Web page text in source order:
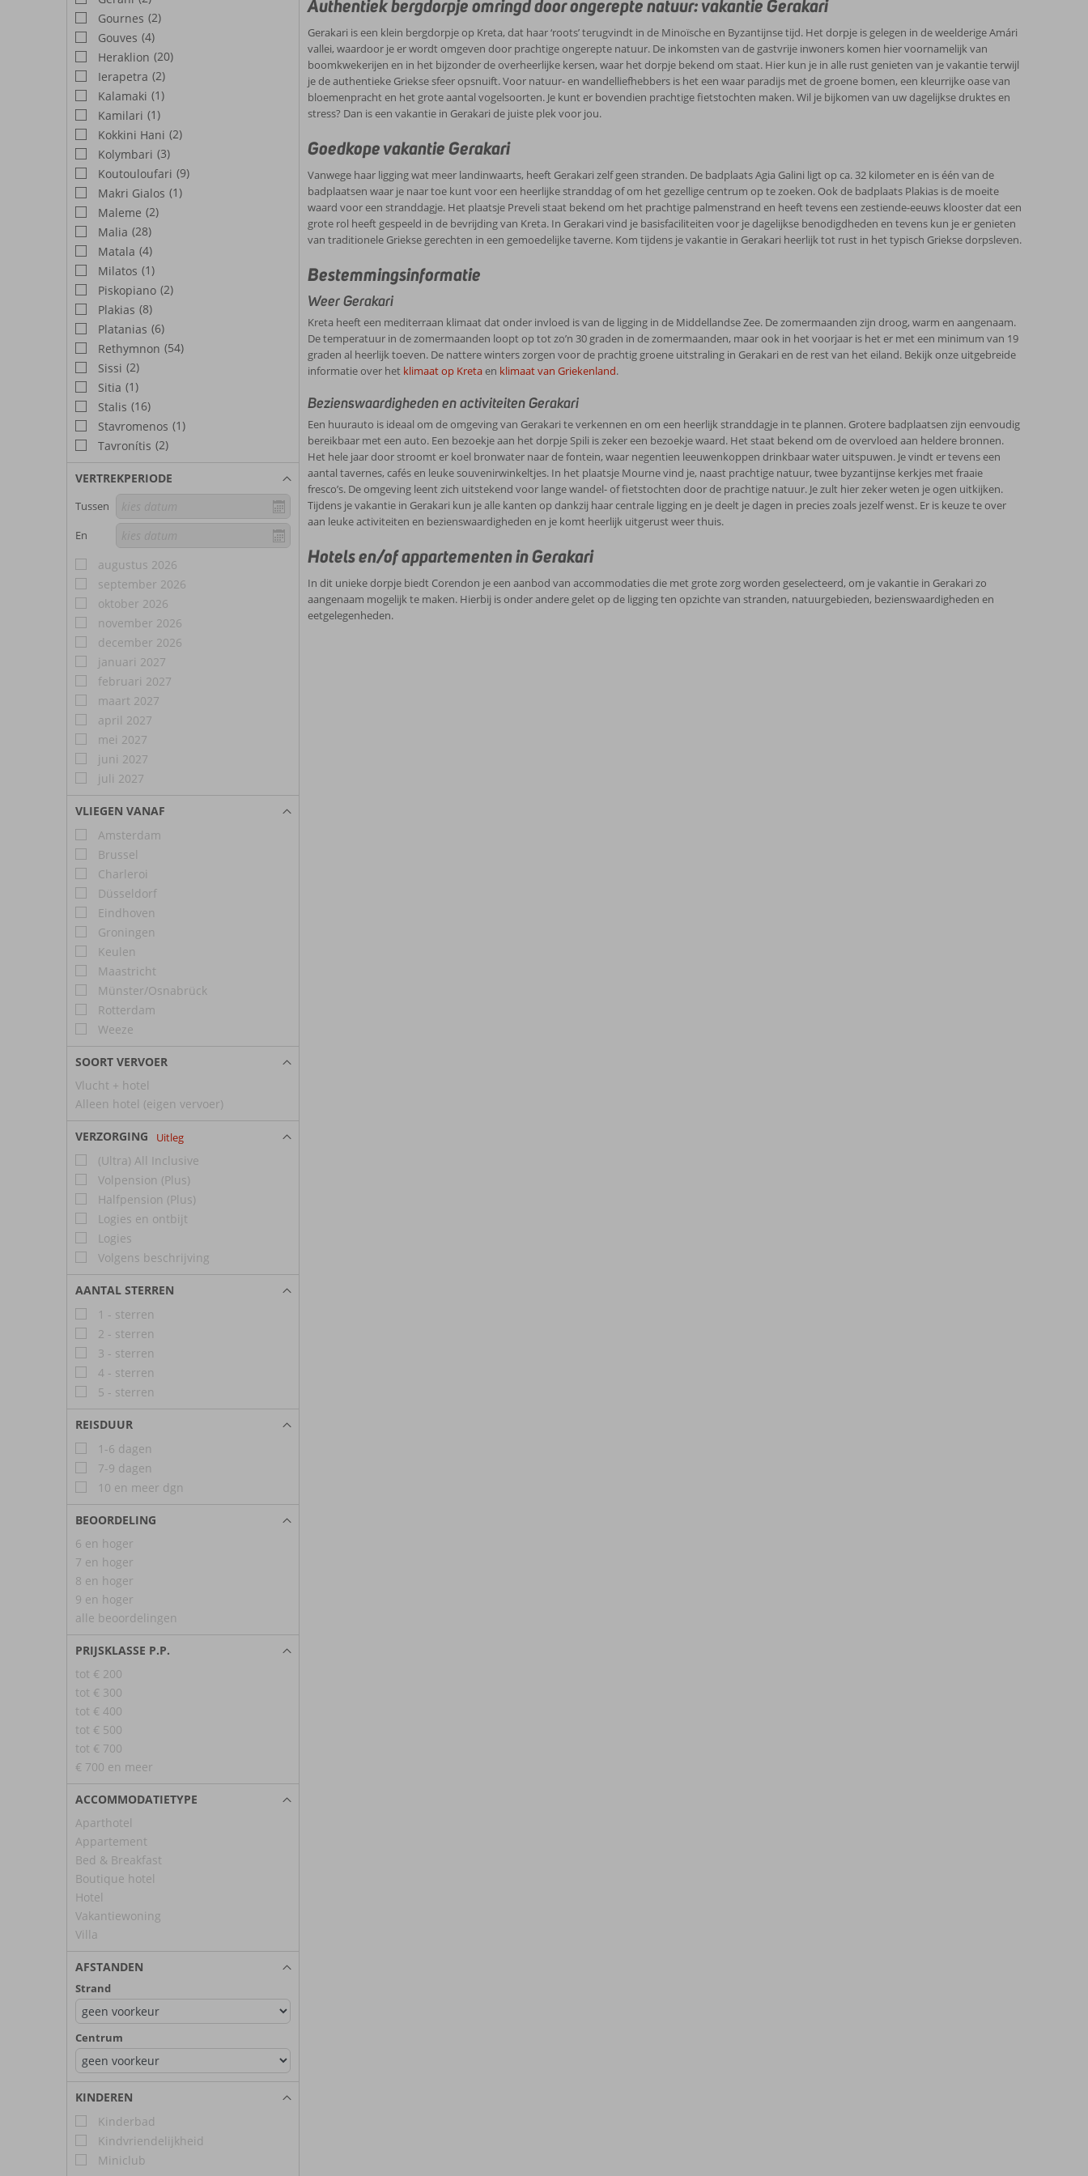
Gournes (2)
Gouves (4)
Heraklion (20)
Ierapetra (2)
Kalamaki (1)
Kamilari (1)
Kokkini Hani (2)
Kolymbari (3)
Koutouloufari (9)
Makri Gialos (1)
Maleme (2)
Malia (28)
Matala (4)
Milatos (1)
Piskopiano (2)
Plakias (8)
Platanias (6)
Rethymnon (54)
Sissi (2)
Sitia (1)
Stalis (16)
Stavromenos (1)
Tavronítis (2)
VERTREKPERIODE
Tussen
En
augustus 2026
september 2026
oktober 2026
november 2026
december 2026
januari 2027
februari 2027
maart 2027
april 2027
mei 2027
juni 2027
juli 2027
VLIEGEN VANAF
Amsterdam
Brussel
Charleroi
Düsseldorf
Eindhoven
Groningen
Keulen
Maastricht
Münster/Osnabrück
Rotterdam
Weeze
SOORT VERVOER
Vlucht + hotel
Alleen hotel (eigen vervoer)
VERZORGING Uitleg
(Ultra) All Inclusive
Volpension (Plus)
Halfpension (Plus)
Logies en ontbijt
Logies
Volgens beschrijving
AANTAL STERREN
1 - sterren
2 - sterren
3 - sterren
4 - sterren
5 - sterren
REISDUUR
1-6 dagen
7-9 dagen
10 en meer dgn
BEOORDELING
6 en hoger
7 en hoger
8 en hoger
9 en hoger
alle beoordelingen
PRIJSKLASSE P.P.
tot € 200
tot € 300
tot € 400
tot € 500
tot € 700
€ 700 en meer
ACCOMMODATIETYPE
Aparthotel
Appartement
Bed & Breakfast
Boutique hotel
Hotel
Vakantiewoning
Villa
AFSTANDEN
Strand
Centrum
KINDEREN
Kinderbad
Kindvriendelijkheid
Miniclub
precies zoals jezelf wenst. Er is keuze te over aan leuke activiteiten en bezienswaardigheden en je komt heerlijk uitgerust weer thuis.
Authentiek bergdorpje omringd door ongerepte natuur: vakantie Gerakari
Gerakari is een klein bergdorpje op Kreta, dat haar ‘roots’ terugvindt in de Minoïsche en Byzantijnse tijd. Het dorpje is gelegen in de weelderige Amári
vallei, waardoor je er wordt omgeven door prachtige ongerepte natuur. De inkomsten van de gastvrije inwoners komen hier voornamelijk van
boomkwekerijen en in het bijzonder de overheerlijke kersen, waar het dorpje bekend om staat. Hier kun je in alle rust genieten van je vakantie terwijl
je de authentieke Griekse sfeer opsnuift. Voor natuur- en wandelliefhebbers is het een waar paradijs met de groene bomen, een kleurrijke oase van
bloemenpracht en het grote aantal vogelsoorten. Je kunt er bovendien prachtige fietstochten maken. Wil je bijkomen van uw dagelijkse druktes en
stress? Dan is een vakantie in Gerakari de juiste plek voor jou.
Goedkope vakantie Gerakari
Vanwege haar ligging wat meer landinwaarts, heeft Gerakari zelf geen stranden. De badplaats Agia Galini ligt op ca. 32 kilometer en is één van de
badplaatsen waar je naar toe kunt voor een heerlijke stranddag of om het gezellige centrum op te zoeken. Ook de badplaats Plakias is de moeite
waard voor een stranddagje. Het plaatsje Preveli staat bekend om het prachtige palmenstrand en heeft tevens een zestiende-eeuws klooster dat een
grote rol heeft gespeeld in de bevrijding van Kreta. In Gerakari vind je basisfaciliteiten voor je dagelijkse benodigdheden en tevens kun je er genieten
van traditionele Griekse gerechten in een gemoedelijke taverne. Kom tijdens je vakantie in Gerakari heerlijk tot rust in het typisch Griekse dorpsleven.
Bestemmingsinformatie
Weer Gerakari
Kreta heeft een mediterraan klimaat dat onder invloed is van de ligging in de Middellandse Zee. De zomermaanden zijn droog, warm en aangenaam.
De temperatuur in de zomermaanden loopt op tot zo’n 30 graden in de zomermaanden, maar ook in het voorjaar is het er met een minimum van 19
graden al heerlijk toeven. De nattere winters zorgen voor de prachtig groene uitstraling in Gerakari en de rest van het eiland. Bekijk onze uitgebreide
informatie over het klimaat op Kretaen klimaat van Griekenland.
Bezienswaardigheden en activiteiten Gerakari
Een huurauto is ideaal om de omgeving van Gerakari te verkennen en om een heerlijk stranddagje in te plannen. Grotere badplaatsen zijn eenvoudig
bereikbaar met een auto. Een bezoekje aan het dorpje Spili is zeker een bezoekje waard. Het staat bekend om de overvloed aan heldere bronnen.
Het hele jaar door stroomt er koel bronwater naar de fontein, waar negentien leeuwenkoppen drinkbaar water uitspuwen. Je vindt er tevens een
aantal tavernes, cafés en leuke souvenirwinkeltjes. In het plaatsje Mourne vind je, naast prachtige natuur, twee byzantijnse kerkjes met fraaie
fresco’s. De omgeving leent zich uitstekend voor lange wandel- of fietstochten door de prachtige natuur. Je zult hier zeker weten je ogen uitkijken.
Tijdens je vakantie in Gerakari kun je alle kanten op dankzij haar centrale ligging en je deelt je dagen in precies zoals jezelf wenst. Er is keuze te over
aan leuke activiteiten en bezienswaardigheden en je komt heerlijk uitgerust weer thuis.
Hotels en/of appartementen in Gerakari
In dit unieke dorpje biedt Corendon je een aanbod van accommodaties die met grote zorg worden geselecteerd, om je vakantie in Gerakari zo
aangenaam mogelijk te maken. Hierbij is onder andere gelet op de ligging ten opzichte van stranden, natuurgebieden, bezienswaardigheden en
eetgelegenheden.